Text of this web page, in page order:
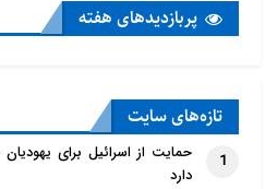
پربازدید‌های هفته
تازه‌‌های سایت
1
حمایت از اسرائیل برای
دارد